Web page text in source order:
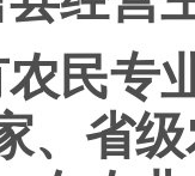
民专
、省